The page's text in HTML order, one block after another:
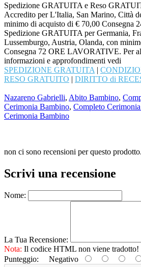
Spedizione GRATUITA e Reso
Accredito per L'Italia, San Marino, Città
minimo di acquisto di € 70,00
Spedizione GRATUITA per Germania,
Lussemburgo, Austria, Olanda, con
Consegna 72 ORE LAVORATIVE. Per
informazioni e approfondimenti vedi
SPEDIZIONE GRATUITA |
RESO GRATUITO | DIRITTO di
Nazareno Gabrielli, Abito Bambino,
Cerimonia Bambino, Completo
Cerimonia Bambino
non ci sono recensioni per questo prodotto.
Scrivi una recensione
Nome:
La Tua Recensione:
Nota: Il codice HTML non viene tradotto!
Punteggio: Negativo